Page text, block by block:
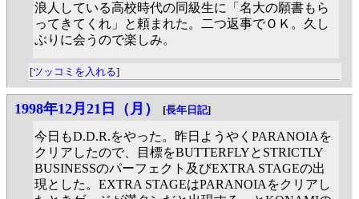
浪人している高校時代の同級生に「名大の願書もら
ってきてくれ」と頼まれた。二つ返事でＯＫ。久し
ぶりに会うので楽しみ。
[ツッコミを入れる]
1998年12月21日（月） [長年日記]
今日もD.D.R.をやった。昨日ようやくPARANOIAを
クリアしたので、目標をBUTTERFLYとSTRICTLY
BUSINESSのパーフェクト及びEXTRA STAGEの出
現とした。EXTRA STAGEはPARANOIAをクリアし